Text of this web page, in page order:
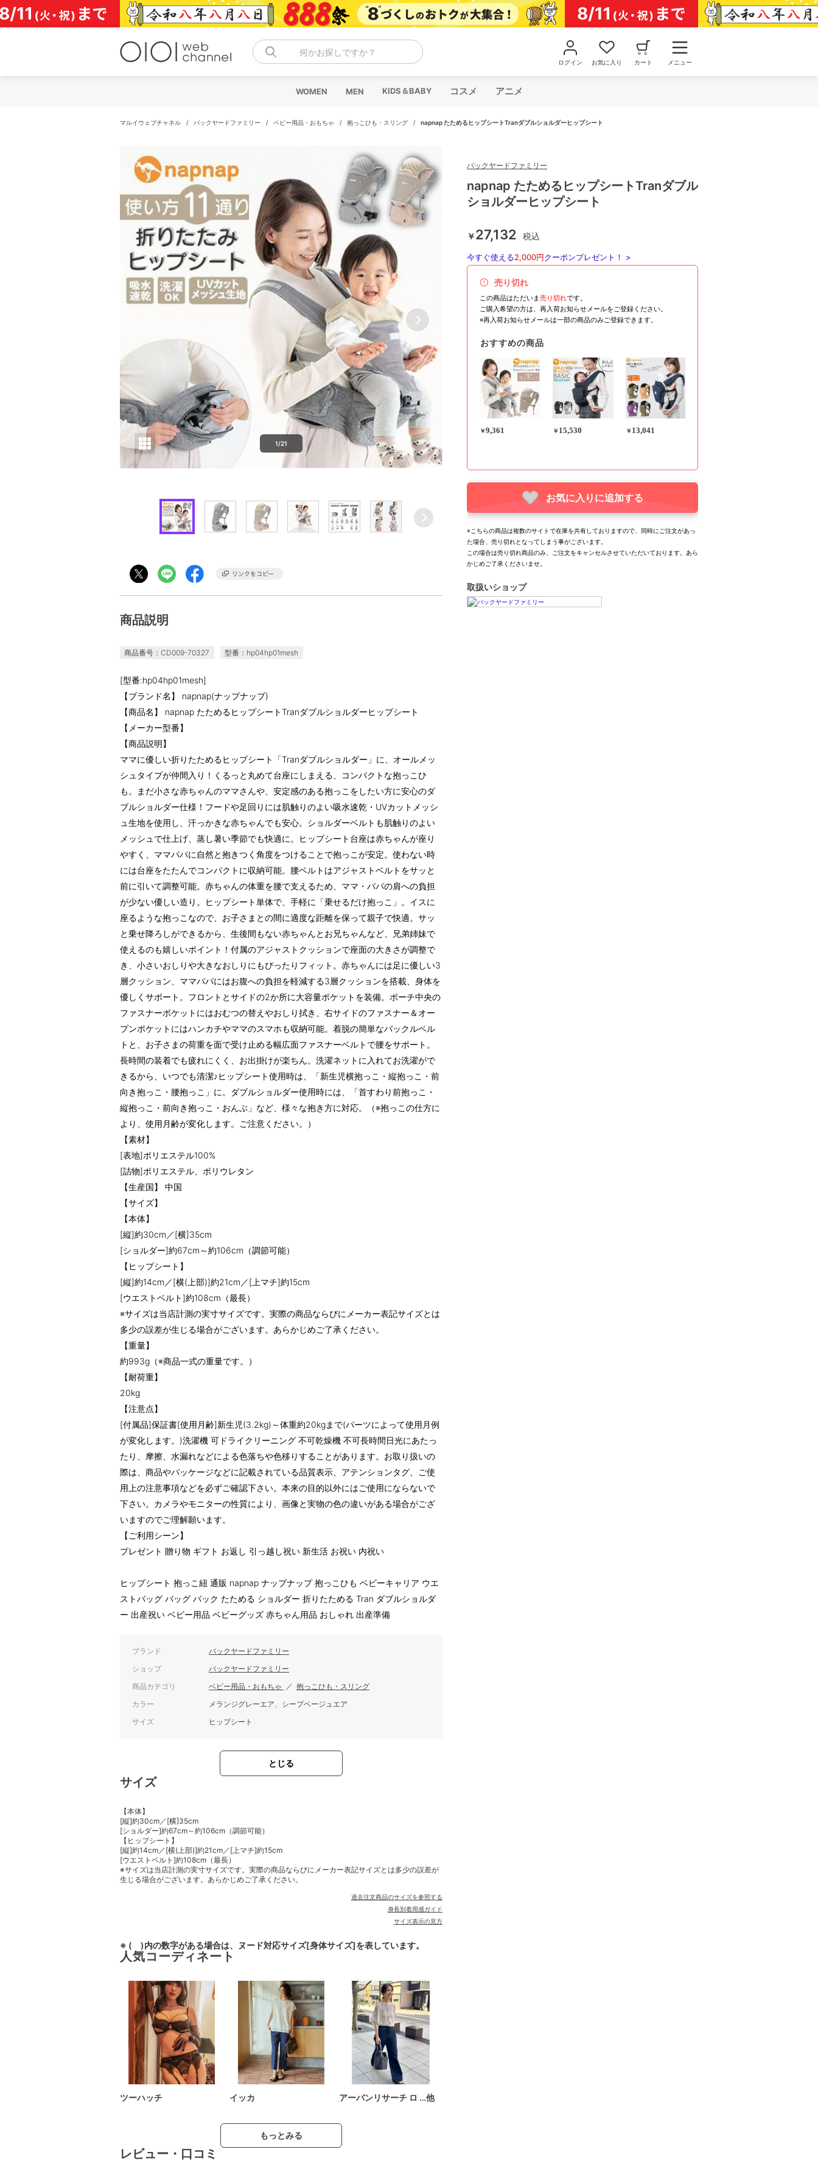
コ
ン
テ
何かお探しですか？
ログイン お気に入り カート メニュー
WOMEN MEN KIDS＆BABY コスメ アニメ
マルイウェブチャネル / バックヤードファミリー / ベビー用品・おもちゃ / 抱っこひも・スリング / napnap たためるヒップシートTranダブルショルダーヒップシート
1/21
商品説明
商品番号：CD009-70327 型番：hp04hp01mesh
[型番:hp04hp01mesh]
【ブランド名】 napnap(ナップナップ)
【商品名】 napnap たためるヒップシートTranダブルショルダーヒップシート
【メーカー型番】
【商品説明】
ママに優しい折りたためるヒップシート「Tranダブルショルダー」に、オールメッ
シュタイプが仲間入り！くるっと丸めて台座にしまえる、コンパクトな抱っこひ
も。まだ小さな赤ちゃんのママさんや、安定感のある抱っこをしたい方に安心のダ
ブルショルダー仕様！フードや足回りには肌触りのよい吸水速乾・UVカットメッシ
ュ生地を使用し、汗っかきな赤ちゃんでも安心。ショルダーベルトも肌触りのよい
メッシュで仕上げ、蒸し暑い季節でも快適に。ヒップシート台座は赤ちゃんが座り
やすく、ママパパに自然と抱きつく角度をつけることで抱っこが安定。使わない時
には台座をたたんでコンパクトに収納可能。腰ベルトはアジャストベルトをサッと
前に引いて調整可能。赤ちゃんの体重を腰で支えるため、ママ・パパの肩への負担
が少ない優しい造り。ヒップシート単体で、手軽に「乗せるだけ抱っこ」。イスに
座るような抱っこなので、お子さまとの間に適度な距離を保って親子で快適。サッ
と乗せ降ろしができるから、生後間もない赤ちゃんとお兄ちゃんなど、兄弟姉妹で
使えるのも嬉しいポイント！付属のアジャストクッションで座面の大きさが調整で
き、小さいおしりや大きなおしりにもぴったりフィット。赤ちゃんには足に優しい3
層クッション、ママパパにはお腹への負担を軽減する3層クッションを搭載、身体を
優しくサポート。フロントとサイドの2か所に大容量ポケットを装備。ポーチ中央の
ファスナーポケットにはおむつの替えやおしり拭き、右サイドのファスナー＆オー
プンポケットにはハンカチやママのスマホも収納可能。着脱の簡単なバックルベル
トと、お子さまの荷重を面で受け止める幅広面ファスナーベルトで腰をサポート。
長時間の装着でも疲れにくく、お出掛けが楽ちん。洗濯ネットに入れてお洗濯がで
きるから、いつでも清潔♪ヒップシート使用時は、「新生児横抱っこ・縦抱っこ・前
向き抱っこ・腰抱っこ」に。ダブルショルダー使用時には、「首すわり前抱っこ・
縦抱っこ・前向き抱っこ・おんぶ」など、様々な抱き方に対応。（※抱っこの仕方に
より、使用月齢が変化します。ご注意ください。）
【素材】
[表地]ポリエステル100%
[詰物]ポリエステル、ポリウレタン
【生産国】 中国
【サイズ】
【本体】
[縦]約30cm／[横]35cm
[ショルダー]約67cm～約106cm（調節可能）
【ヒップシート】
[縦]約14cm／[横(上部)]約21cm／[上マチ]約15cm
[ウエストベルト]約108cm（最長）
※サイズは当店計測の実寸サイズです。実際の商品ならびにメーカー表記サイズとは
多少の誤差が生じる場合がございます。あらかじめご了承ください。
【重量】
約993g（※商品一式の重量です。）
【耐荷重】
20kg
【注意点】
[付属品]保証書[使用月齢]新生児(3.2kg)～体重約20kgまで(パーツによって使用月例
が変化します。)洗濯機 可ドライクリーニング 不可乾燥機 不可長時間日光にあたっ
たり、摩擦、水漏れなどによる色落ちや色移りすることがあります。お取り扱いの
際は、商品やパッケージなどに記載されている品質表示、アテンションタグ、ご使
用上の注意事項などを必ずご確認下さい。本来の目的以外にはご使用にならないで
下さい。カメラやモニターの性質により、画像と実物の色の違いがある場合がござ
いますのでご理解願います。
【ご利用シーン】
プレゼント 贈り物 ギフト お返し 引っ越し祝い 新生活 お祝い 内祝い
ヒップシート 抱っこ紐 通販 napnap ナップナップ 抱っこひも ベビーキャリア ウエ
ストバッグ バッグ バック たためる ショルダー 折りたためる Tran ダブルショルダ
ー 出産祝い ベビー用品 ベビーグッズ 赤ちゃん用品 おしゃれ 出産準備
ブランド バックヤードファミリー
ショップ バックヤードファミリー
商品カテゴリ ベビー用品・おもちゃ ／ 抱っこひも・スリング
カラー メランジグレーエア、シープベージュエア
サイズ ヒップシート
とじる
サイズ
【本体】
[縦]約30cm／[横]35cm
[ショルダー]約67cm～約106cm（調節可能）
【ヒップシート】
[縦]約14cm／[横(上部)]約21cm／[上マチ]約15cm
[ウエストベルト]約108cm（最長）
※サイズは当店計測の実寸サイズです。実際の商品ならびにメーカー表記サイズとは多少の誤差が
生じる場合がございます。あらかじめご了承ください。
過去注文商品のサイズを参照する
身長別着用感ガイド
サイズ表示の見方
※ ( )内の数字がある場合は、ヌード対応サイズ[身体サイズ]を表しています。
人気コーディネート
ツーハッチ イッカ アーバンリサーチ ロ …他
もっとみる
レビュー・口コミ
バックヤードファミリー
napnap たためるヒップシートTranダブル
ショルダーヒップシート
￥27,132 税込
今すぐ使える2,000円クーポンプレゼント！ >
売り切れ
この商品はただいま売り切れです。
ご購入希望の方は、再入荷お知らせメールをご登録ください。
※再入荷お知らせメールは一部の商品のみご登録できます。
おすすめの商品
￥9,361 ￥ 15,530 ￥ 13,041
お気に入りに追加する
※こちらの商品は複数のサイトで在庫を共有しておりますので、同時にご注文があっ
た場合、売り切れとなってしまう事がございます。
この場合は売り切れ商品のみ、ご注文をキャンセルさせていただいております。あら
かじめご了承くださいませ。
取扱いショップ